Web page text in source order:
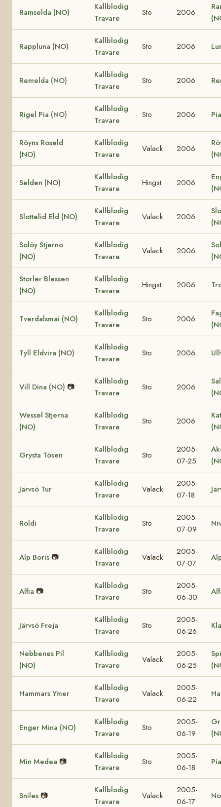
Ramselda (NO)
Kallblodig
Travare
Sto 2006
Rappluna (NO)
Kallblodig
Travare
Sto 2006
Remelda (NO)
Kallblodig
Travare
Sto 2006
Rigel Pia (NO)
Kallblodig
Travare
Sto 2006
Röyns Roseld
(NO)
Kallblodig
Travare
Valack 2006
Selden (NO)
Kallblodig
Travare
Hingst 2006
Slottelid Eld (NO)
Kallblodig
Travare
Valack 2006
Solöy Stjerno
(NO)
Kallblodig
Travare
Valack 2006
Storler Blessen
(NO)
Kallblodig
Travare
Hingst 2006
Tverdalsmai (NO)
Kallblodig
Travare
Sto 2006
Tyll Eldvira (NO)
Kallblodig
Travare
Sto 2006
Vill Dina (NO) 📷
Kallblodig
Travare
Sto 2006
Wessel Stjerna
(NO)
Kallblodig
Travare
Sto 2006
Grysta Tösen
Kallblodig
Travare
Sto
2005-
07-25
Järvsö Tur
Kallblodig
Travare
Valack
2005-
07-18
Roldi
Kallblodig
Travare
Sto
2005-
07-09
Alp Boris 📷
Kallblodig
Travare
Valack
2005-
07-07
Alfia 📷
Kallblodig
Travare
Sto
2005-
06-30
Järvsö Freja
Kallblodig
Travare
Sto
2005-
06-26
Nebbenes Pil
(NO)
Kallblodig
Travare
Valack
2005-
06-25
Hammars Ymer
Kallblodig
Travare
Valack
2005-
06-22
Enger Mina (NO)
Kallblodig
Travare
Sto
2005-
06-19
Min Medea 📷
Kallblodig
Travare
Sto
2005-
06-18
Sniles 📷
Kallblodig
Travare
Valack
2005-
06-17